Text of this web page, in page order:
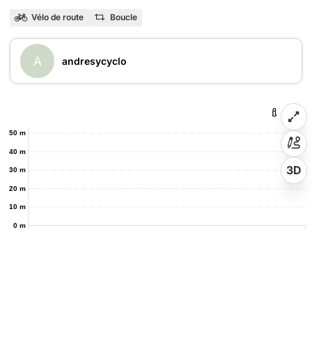
Vélo de route Boucle
A andresycyclo
0 m
10 m
20 m
30 m
40 m
50 m
3D